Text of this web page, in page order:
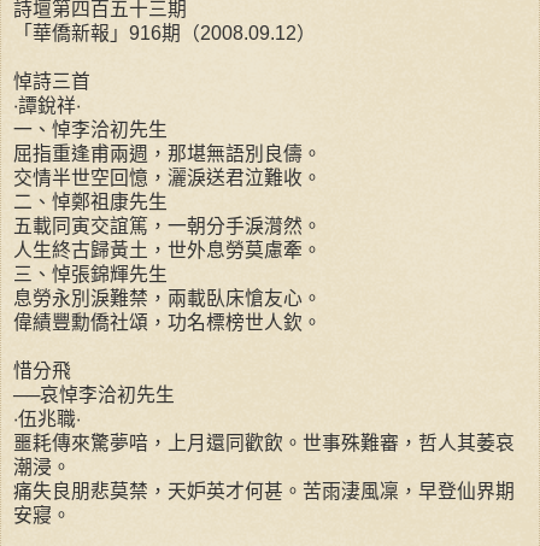
詩壇第四百五十三期
「華僑新報」916期（2008.09.12）
悼詩三首
‧譚銳祥‧
一、悼李洽初先生
屈指重逢甫兩週，那堪無語別良儔。
交情半世空回憶，灑淚送君泣難收。
二、悼鄭祖康先生
五載同寅交誼篤，一朝分手淚潸然。
人生終古歸黃土，世外息勞莫慮牽。
三、悼張錦輝先生
息勞永別淚難禁，兩載臥床愴友心。
偉績豐勳僑社頌，功名標榜世人欽。
惜分飛
──哀悼李洽初先生
‧伍兆職‧
噩耗傳來驚夢喑，上月還同歡飲。世事殊難審，哲人其萎哀
潮浸。
痛失良朋悲莫禁，天妒英才何甚。苦雨淒風凜，早登仙界期
安寢。